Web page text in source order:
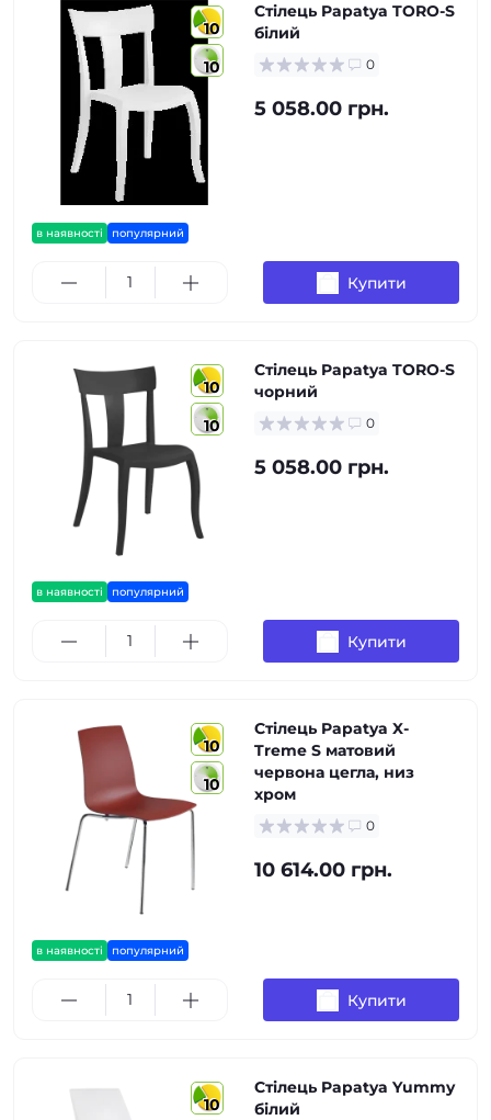
10
10
в наявності популярний
Стілець Papatya TORO-S
білий
0
5 058.00 грн.
Купити
10
10
в наявності популярний
Стілець Papatya TORO-S
чорний
0
5 058.00 грн.
Купити
10
10
в наявності популярний
Стілець Papatya X-
Treme S матовий
червона цегла, низ
хром
0
10 614.00 грн.
Купити
10
Стілець Papatya Yummy
білий